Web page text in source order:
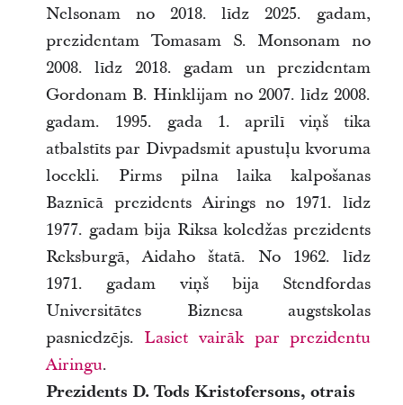
Nelsonam no 2018. līdz 2025. gadam,
prezidentam Tomasam S. Monsonam no
2008. līdz 2018. gadam un prezidentam
Gordonam B. Hinklijam no 2007. līdz 2008.
gadam. 1995. gada 1. aprīlī viņš tika
atbalstīts par Divpadsmit apustuļu kvoruma
locekli. Pirms pilna laika kalpošanas
Baznīcā prezidents Airings no 1971. līdz
1977. gadam bija Riksa koledžas prezidents
Reksburgā, Aidaho štatā. No 1962. līdz
1971. gadam viņš bija Stendfordas
Universitātes Biznesa augstskolas
pasniedzējs. Lasiet vairāk par prezidentu
Airingu.
Prezidents D. Tods Kristofersons, otrais